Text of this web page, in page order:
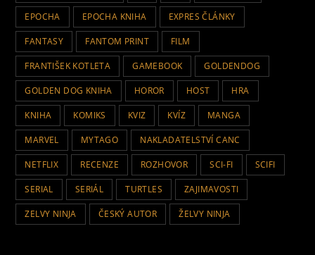
EPOCHA EPOCHA KNIHA EXPRES ČLÁNKY
FANTASY FANTOM PRINT FILM
FRANTIŠEK KOTLETA GAMEBOOK GOLDENDOG
GOLDEN DOG KNIHA HOROR HOST HRA
KNIHA KOMIKS KVIZ KVÍZ MANGA
MARVEL MYTAGO NAKLADATELSTVÍ CANC
NETFLIX RECENZE ROZHOVOR SCI-FI SCIFI
SERIAL SERIÁL TURTLES ZAJIMAVOSTI
ZELVY NINJA ČESKÝ AUTOR ŽELVY NINJA